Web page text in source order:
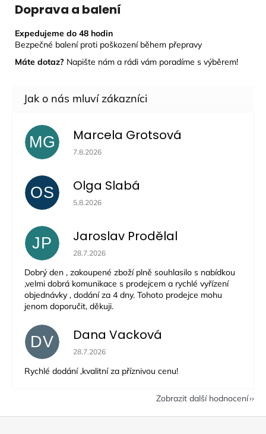
Doprava a balení
Expedujeme do 48 hodin
Bezpečné balení proti poškození během přepravy
Máte dotaz? Napište nám a rádi vám poradíme s výběrem!
MG Marcela Grotsová
Hodnocení obchodu je 5 z 5 hvězdiček.
7.8.2026
OS Olga Slabá
Hodnocení obchodu je 5 z 5 hvězdiček.
5.8.2026
JP Jaroslav Prodělal
Hodnocení obchodu je 5 z 5 hvězdiček.
28.7.2026
Dobrý den , zakoupené zboží plně souhlasilo s nabídkou
,velmi dobrá komunikace s prodejcem a rychlé vyřízení
objednávky , dodání za 4 dny. Tohoto prodejce mohu
jenom doporučit, děkuji.
DV Dana Vacková
Hodnocení obchodu je 5 z 5 hvězdiček.
28.7.2026
Rychlé dodání ,kvalitní za příznivou cenu!
Zobrazit další hodnocení
Z